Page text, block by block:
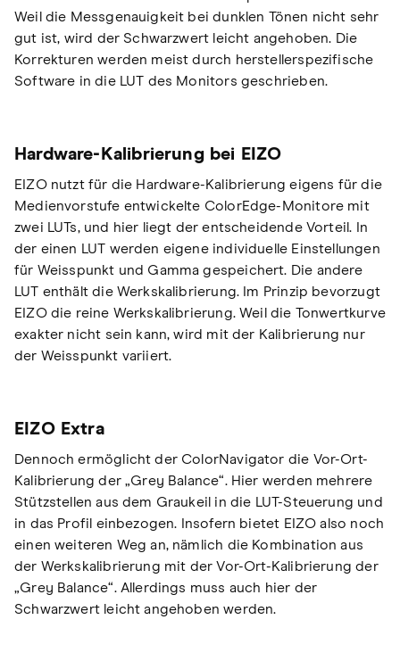
Weil die Messgenauigkeit bei dunklen Tönen nicht sehr
gut ist, wird der Schwarzwert leicht angehoben. Die
Korrekturen werden meist durch herstellerspezifische
Software in die LUT des Monitors geschrieben.
Hardware-Kalibrierung bei EIZO
EIZO nutzt für die Hardware-Kalibrierung eigens für die
Medienvorstufe entwickelte ColorEdge-Monitore mit
zwei LUTs, und hier liegt der entscheidende Vorteil. In
der einen LUT werden eigene individuelle Einstellungen
für Weisspunkt und Gamma gespeichert. Die andere
LUT enthält die Werkskalibrierung. Im Prinzip bevorzugt
EIZO die reine Werkskalibrierung. Weil die Tonwertkurve
exakter nicht sein kann, wird mit der Kalibrierung nur
der Weisspunkt variiert.
EIZO Extra
Dennoch ermöglicht der ColorNavigator die Vor-Ort-
Kalibrierung der „Grey Balance“. Hier werden mehrere
Stützstellen aus dem Graukeil in die LUT-Steuerung und
in das Profil einbezogen. Insofern bietet EIZO also noch
einen weiteren Weg an, nämlich die Kombination aus
der Werkskalibrierung mit der Vor-Ort-Kalibrierung der
„Grey Balance“. Allerdings muss auch hier der
Schwarzwert leicht angehoben werden.